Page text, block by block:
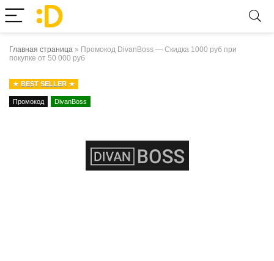
Главная страница » Промокод DivanBoss — Скидка 1000 руб при
покупке от 50 000 руб
BEST SELLER
Промокод DivanBoss